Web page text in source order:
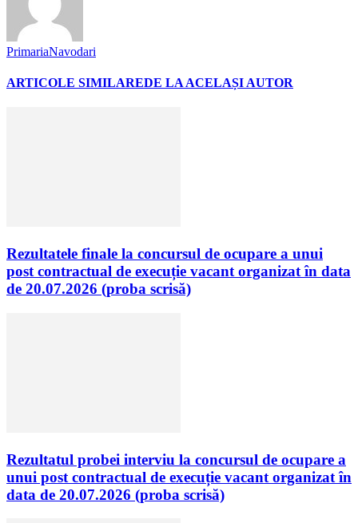
PrimariaNavodari
ARTICOLE SIMILAREDE LA ACELAȘI AUTOR
Rezultatele finale la concursul de ocupare a unui
post contractual de execuție vacant organizat în data
de 20.07.2026 (proba scrisă)
Rezultatul probei interviu la concursul de ocupare a
unui post contractual de execuție vacant organizat în
data de 20.07.2026 (proba scrisă)